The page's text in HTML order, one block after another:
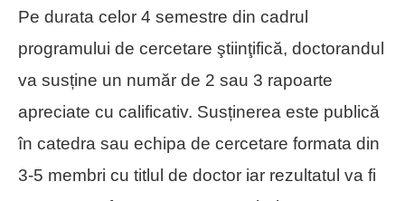
Pe durata celor 4 semestre din cadrul
programului de cercetare ştiinţifică, doctorandul
va susține un număr de 2 sau 3 rapoarte
apreciate cu calificativ. Susținerea este publică
în catedra sau echipa de cercetare formata din
3-5 membri cu titlul de doctor iar rezultatul va fi